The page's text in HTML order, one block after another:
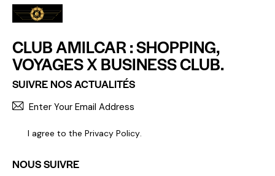
CLUB AMILCAR : SHOPPING,
VOYAGES X BUSINESS CLUB.
SUIVRE NOS ACTUALITÉS
I agree to the Privacy Policy.
NOUS SUIVRE